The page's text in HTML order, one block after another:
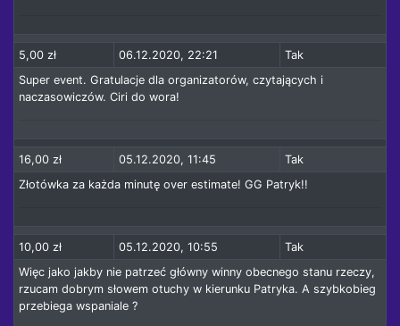
5,00 zł 06.12.2020, 22:21
Tak
Super event. Gratulacje dla organizatorów, czytających i
naczasowiczów. Ciri do wora!
16,00 zł 05.12.2020, 11:45
Tak
Złotówka za każda minutę over estimate! GG Patryk!!
10,00 zł 05.12.2020, 10:55
Tak
Więc jako jakby nie patrzeć główny winny obecnego stanu rzeczy,
rzucam dobrym słowem otuchy w kierunku Patryka. A szybkobieg
przebiega wspaniale ?